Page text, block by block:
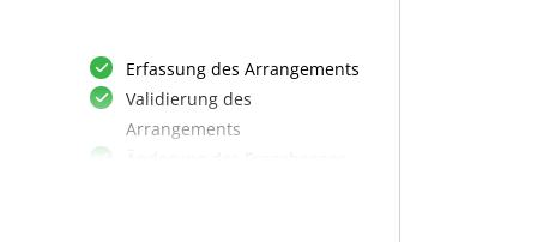
Erfassung des Arrangements
Validierung des
Arrangements
Änderung des Fragebogens